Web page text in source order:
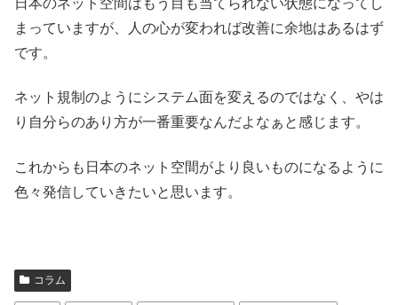
まっていますが、人の心が変われば改善に余地はあるはず
です。
ネット規制のようにシステム面を変えるのではなく、やは
り自分らのあり方が一番重要なんだよなぁと感じます。
これからも日本のネット空間がより良いものになるように
色々発信していきたいと思います。
コラム